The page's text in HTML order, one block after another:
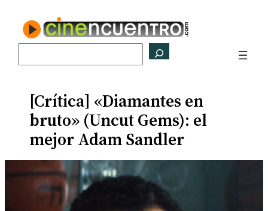
contenido
[Crítica] «Diamantes en
bruto» (Uncut Gems): el
mejor Adam Sandler